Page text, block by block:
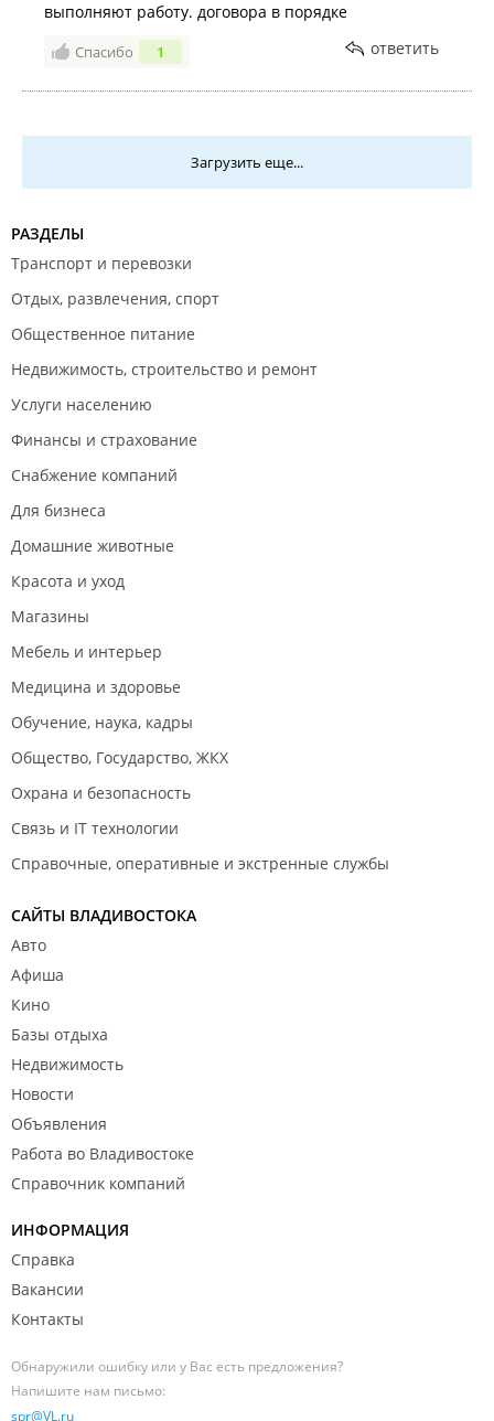
выполняют работу. договора в порядке
Спасибо 1 ответить
Загрузить еще...
РАЗДЕЛЫ
Транспорт и перевозки
Отдых, развлечения, спорт
Общественное питание
Недвижимость, строительство и ремонт
Услуги населению
Финансы и страхование
Снабжение компаний
Для бизнеса
Домашние животные
Красота и уход
Магазины
Мебель и интерьер
Медицина и здоровье
Обучение, наука, кадры
Общество, Государство, ЖКХ
Охрана и безопасность
Связь и IT технологии
Справочные, оперативные и экстренные службы
САЙТЫ ВЛАДИВОСТОКА
Авто
Афиша
Кино
Базы отдыха
Недвижимость
Новости
Объявления
Работа во Владивостоке
Справочник компаний
ИНФОРМАЦИЯ
Справка
Вакансии
Контакты
Обнаружили ошибку или у Вас есть предложения?
Напишите нам письмо:
spr@VL.ru